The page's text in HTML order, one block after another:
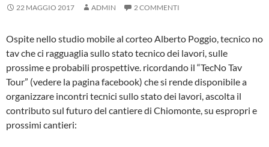
22 MAGGIO 2017 ADMIN 2 COMMENTI
Ospite nello studio mobile al corteo Alberto Poggio, tecnico no
tav che ci ragguaglia sullo stato tecnico dei lavori, sulle
prossime e probabili prospettive. ricordando il “TecNo Tav
Tour” (vedere la pagina facebook) che si rende disponibile a
organizzare incontri tecnici sullo stato dei lavori, ascolta il
contributo sul futuro del cantiere di Chiomonte, su espropri e
prossimi cantieri: